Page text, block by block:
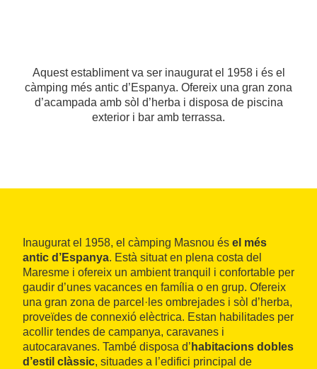
Aquest establiment va ser inaugurat el 1958 i és el
càmping més antic d’Espanya. Ofereix una gran zona
d’acampada amb sòl d’herba i disposa de piscina
exterior i bar amb terrassa.
Inaugurat el 1958, el càmping Masnou és el més
antic d’Espanya. Està situat en plena costa del
Maresme i ofereix un ambient tranquil i confortable per
gaudir d’unes vacances en família o en grup. Ofereix
una gran zona de parcel·les ombrejades i sòl d’herba,
proveïdes de connexió elèctrica. Estan habilitades per
acollir tendes de campanya, caravanes i
autocaravanes. També disposa d’ habitacions dobles
d’estil clàssic, situades a l’edifici principal de